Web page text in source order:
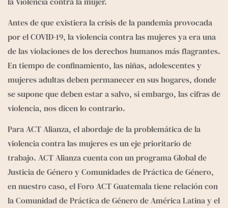
Antes de que existiera la crisis de la pandemia provocada
por el COVID-19, la violencia contra las mujeres ya era una
de las violaciones de los derechos humanos más flagrantes.
En tiempo de confinamiento, las niñas, adolescentes y
mujeres adultas deben permanecer en sus hogares, donde
se supone que deben estar a salvo, si embargo, las cifras de
violencia, nos dicen lo contrario.
Para ACT Alianza, el abordaje de la problemática de la
violencia contra las mujeres es un eje prioritario de
trabajo. ACT Alianza cuenta con un programa Global de
Justicia de Género y Comunidades de Práctica de Género,
en nuestro caso, el Foro ACT Guatemala tiene relación con
la Comunidad de Práctica de Género de América Latina y el